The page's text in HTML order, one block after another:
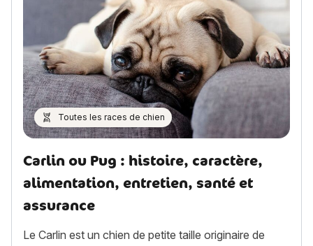
Toutes les races de chien
Carlin ou Pug : histoire, caractère,
alimentation, entretien, santé et
assurance
Le Carlin est un chien de petite taille originaire de